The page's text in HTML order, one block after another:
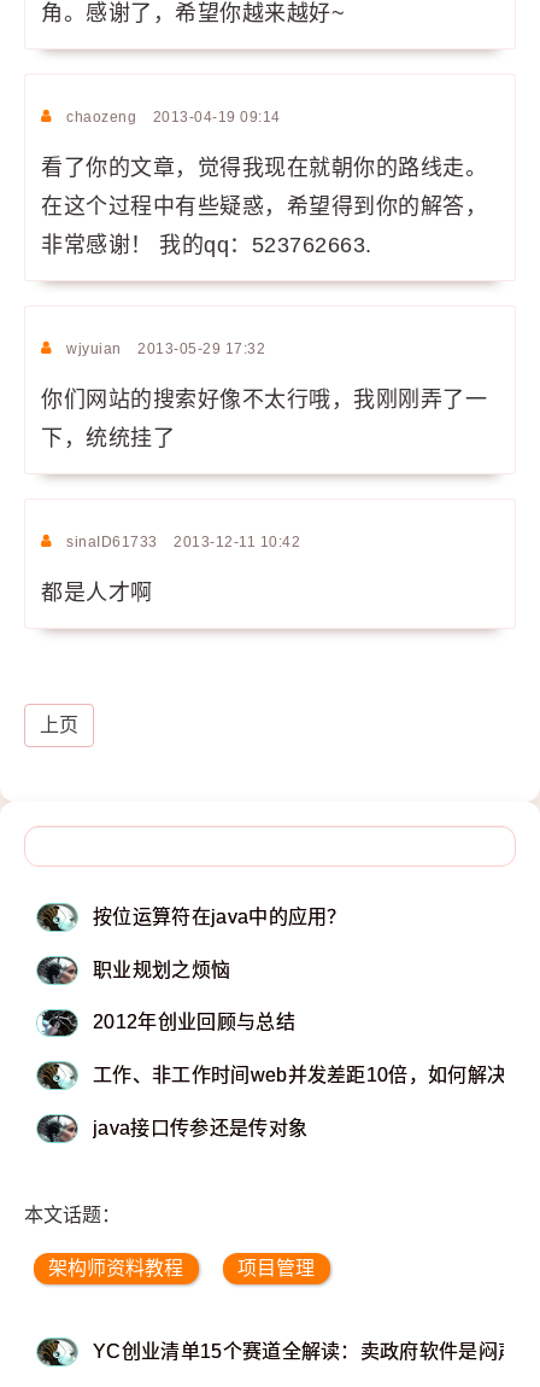
角。感谢了，希望你越来越好~
chaozeng 2013-04-19 09:14
看了你的文章，觉得我现在就朝你的路线走。
在这个过程中有些疑惑，希望得到你的解答，
非常感谢！ 我的qq：523762663.
wjyuian 2013-05-29 17:32
你们网站的搜索好像不太行哦，我刚刚弄了一
下，统统挂了
sinaID61733 2013-12-11 10:42
都是人才啊
上页
按位运算符在java中的应用？
职业规划之烦恼
2012年创业回顾与总结
工作、非工作时间web并发差距10倍，如何解决，
java接口传参还是传对象
本文话题：
架构师资料教程 项目管理
YC创业清单15个赛道全解读：卖政府软件是闷声